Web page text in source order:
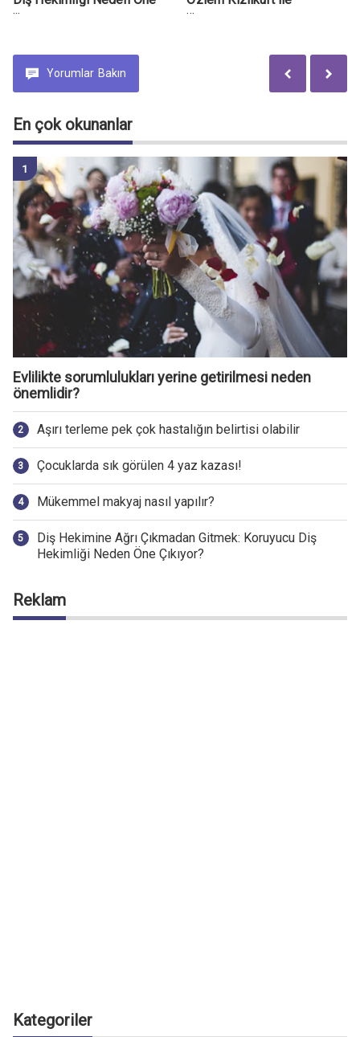
Çıkıyor?
Psikiyatri ve Psikoterapi
Yorumlar Bakın
En çok okunanlar
Evlilikte sorumlulukları yerine getirilmesi neden
önemlidir?
Aşırı terleme pek çok hastalığın belirtisi olabilir
Çocuklarda sık görülen 4 yaz kazası!
Mükemmel makyaj nasıl yapılır?
Diş Hekimine Ağrı Çıkmadan Gitmek: Koruyucu Diş
Hekimliği Neden Öne Çıkıyor?
Reklam
Kategoriler